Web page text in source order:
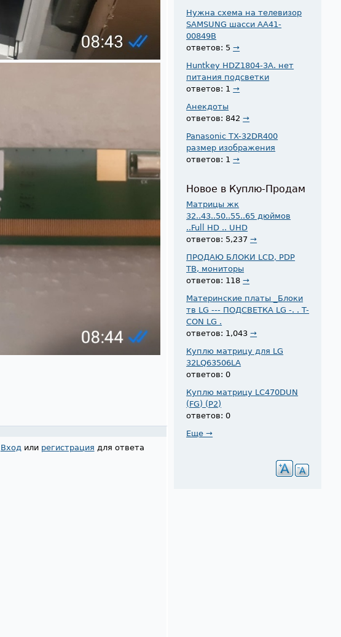
Входили регистрация для ответа
Нужна схема на телевизор
SAMSUNG шасси AA41-
00849B
ответов: 5→
Huntkey HDZ1804-3A. нет
питания подсветки
ответов: 1→
Анекдоты
ответов: 842→
Panasonic TX-32DR400
размер изображения
ответов: 1→
Новое в Куплю-Продам
Матрицы жк
32..43..50..55..65 дюймов
..Full HD .. UHD
ответов: 5,237→
ПРОДАЮ БЛОКИ LCD, PDP
ТВ, мониторы
ответов: 118→
Материнские платы _Блоки
тв LG --- ПОДСВЕТКА LG -. . T-
CON LG .
ответов: 1,043→
Куплю матрицу для LG
32LQ63506LA
ответов: 0
Куплю матрицу LC470DUN
(FG) (P2)
ответов: 0
Еще →